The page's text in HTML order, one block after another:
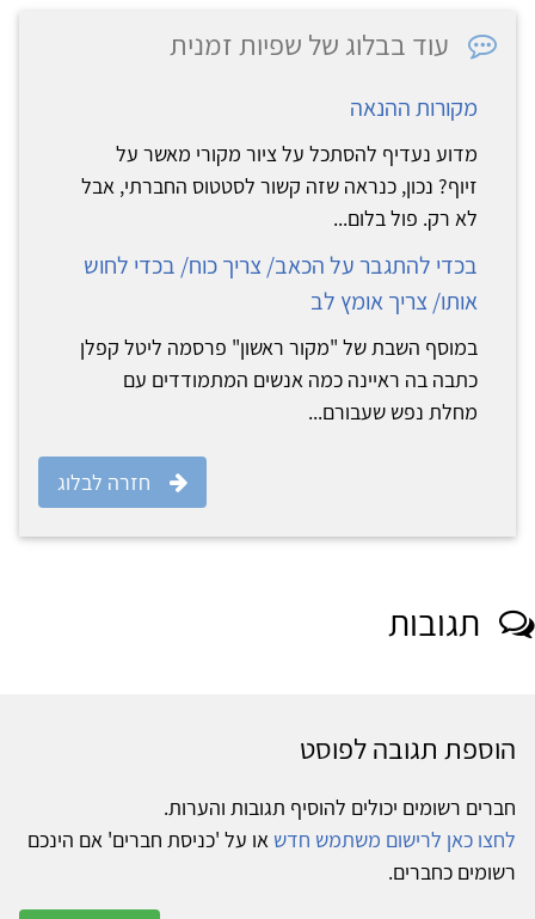
עוד בבלוג של שפיות זמנית
מקורות ההנאה
מדוע נעדיף להסתכל על ציור מקורי מאשר על
זיוף? נכון, כנראה שזה קשור לסטטוס החברתי, אבל
לא רק. פול בלום...
בכדי להתגבר על הכאב/ צריך כוח/ בכדי לחוש
אותו/ צריך אומץ לב
במוסף השבת של "מקור ראשון" פרסמה ליטל קפלן
כתבה בה ראיינה כמה אנשים המתמודדים עם
מחלת נפש שעבורם...
חזרה לבלוג
תגובות
הוספת תגובה לפוסט
חברים רשומים יכולים להוסיף תגובות והערות.
לחצו כאן לרישום משתמש חדש או על 'כניסת חברים' אם הינכם
רשומים כחברים.